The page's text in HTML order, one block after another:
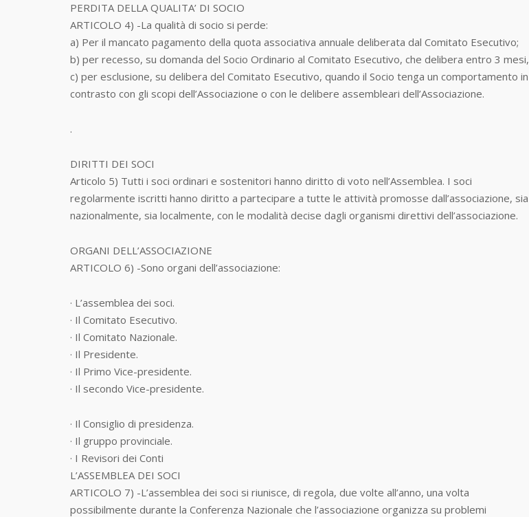
PERDITA DELLA QUALITA’ DI SOCIO
ARTICOLO 4) -La qualità di socio si perde:
a) Per il mancato pagamento della quota associativa annuale deliberata dal Comitato Esecutivo;
b) per recesso, su domanda del Socio Ordinario al Comitato Esecutivo, che delibera entro 3 mesi,
c) per esclusione, su delibera del Comitato Esecutivo, quando il Socio tenga un comportamento in
contrasto con gli scopi dell’Associazione o con le delibere assembleari dell’Associazione.
.
DIRITTI DEI SOCI
Articolo 5) Tutti i soci ordinari e sostenitori hanno diritto di voto nell’Assemblea. I soci
regolarmente iscritti hanno diritto a partecipare a tutte le attività promosse dall’associazione, sia
nazionalmente, sia localmente, con le modalità decise dagli organismi direttivi dell’associazione.
ORGANI DELL’ASSOCIAZIONE
ARTICOLO 6) -Sono organi dell’associazione:
· L’assemblea dei soci.
· Il Comitato Esecutivo.
· Il Comitato Nazionale.
· Il Presidente.
· Il Primo Vice-presidente.
· Il secondo Vice-presidente.
· Il Consiglio di presidenza.
· Il gruppo provinciale.
· I Revisori dei Conti
L’ASSEMBLEA DEI SOCI
ARTICOLO 7) -L’assemblea dei soci si riunisce, di regola, due volte all’anno, una volta
possibilmente durante la Conferenza Nazionale che l’associazione organizza su problemi